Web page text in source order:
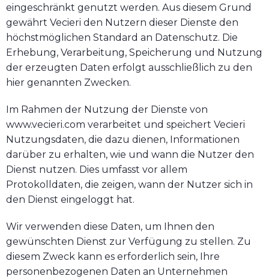
eingeschränkt genutzt werden. Aus diesem Grund
gewährt Vecieri den Nutzern dieser Dienste den
höchstmöglichen Standard an Datenschutz. Die
Erhebung, Verarbeitung, Speicherung und Nutzung
der erzeugten Daten erfolgt ausschließlich zu den
hier genannten Zwecken.
Im Rahmen der Nutzung der Dienste von
www.vecieri.com verarbeitet und speichert Vecieri
Nutzungsdaten, die dazu dienen, Informationen
darüber zu erhalten, wie und wann die Nutzer den
Dienst nutzen. Dies umfasst vor allem
Protokolldaten, die zeigen, wann der Nutzer sich in
den Dienst eingeloggt hat.
Wir verwenden diese Daten, um Ihnen den
gewünschten Dienst zur Verfügung zu stellen. Zu
diesem Zweck kann es erforderlich sein, Ihre
personenbezogenen Daten an Unternehmen